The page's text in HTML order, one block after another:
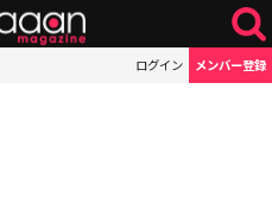
ログイン メンバー登録